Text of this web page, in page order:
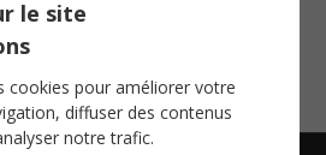
Voir
le site
cookies pour améliorer votre
diffuser des contenus
notre trafic.